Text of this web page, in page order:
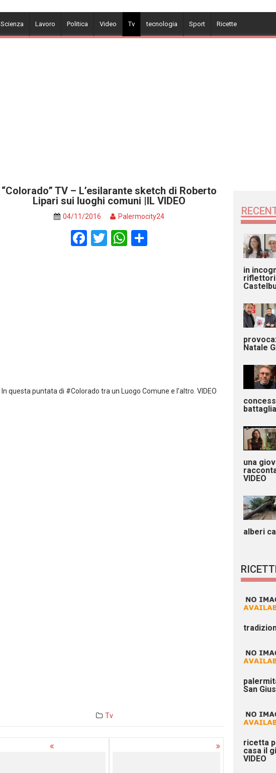
Lavoro Politica Video Tv tecnologia Sport Ricette
“Colorado” TV – L’esilarante sketch di Roberto
Lipari sui luoghi comuni |IL VIDEO
04/11/2016 Palermocity24
F
T W
In questa puntata di #Colorado tra un Luogo Comune e l’altro. VIDEO
Tv
in
riflettori
Natale
una
VIDEO
alberi
San
ricetta
casa il
VIDEO